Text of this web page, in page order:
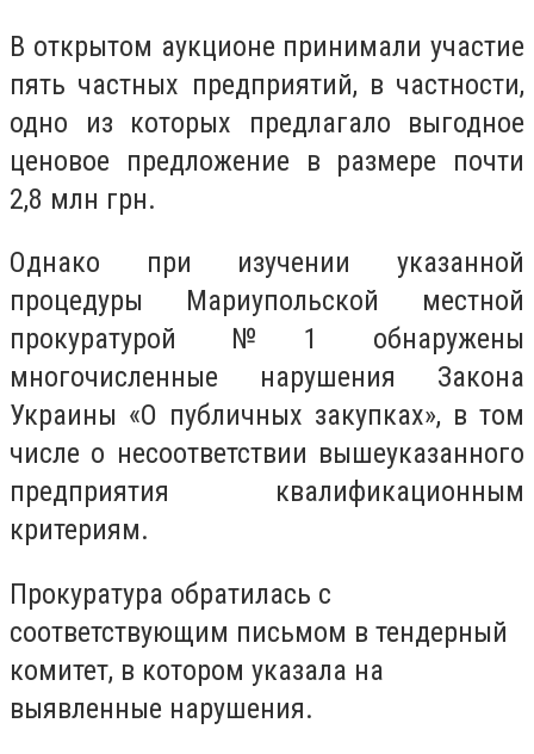
В открытом аукционе принимали участие
пять частных предприятий, в частности,
одно из которых предлагало выгодное
ценовое предложение в размере почти
2,8 млн грн.
Однако при изучении указанной
процедуры Мариупольской местной
прокуратурой №1 обнаружены
многочисленные нарушения Закона
Украины «О публичных закупках», в том
числе о несоответствии вышеуказанного
предприятия квалификационным
критериям.
Прокуратура обратилась с
соответствующим письмом в тендерный
комитет, в котором указала на
выявленные нарушения.